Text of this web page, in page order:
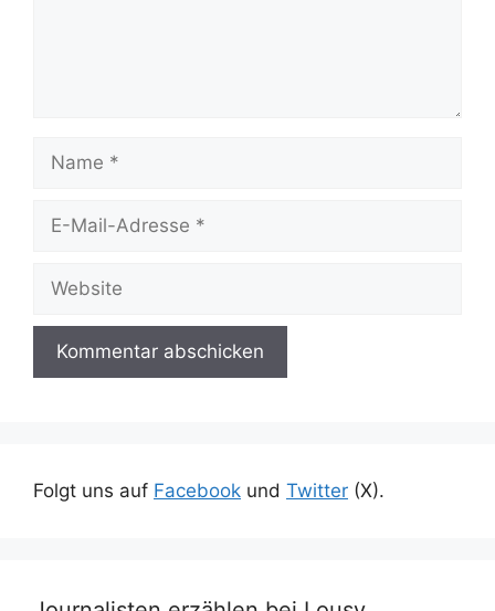
Name
Website
Folgt uns auf Facebook und Twitter (X).